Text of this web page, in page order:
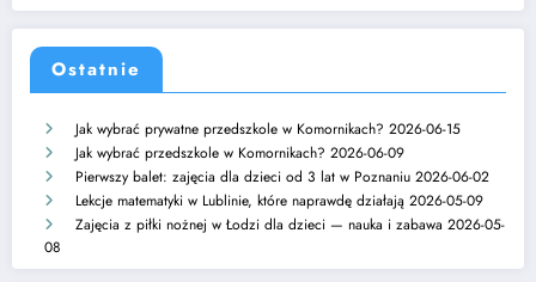
Ostatnie
Jak wybrać prywatne przedszkole w Komornikach? 2026-06-15
Jak wybrać przedszkole w Komornikach? 2026-06-09
Pierwszy balet: zajęcia dla dzieci od 3 lat w Poznaniu 2026-06-02
Lekcje matematyki w Lublinie, które naprawdę działają 2026-05-09
Zajęcia z piłki nożnej w Łodzi dla dzieci — nauka i zabawa 2026-05-
08